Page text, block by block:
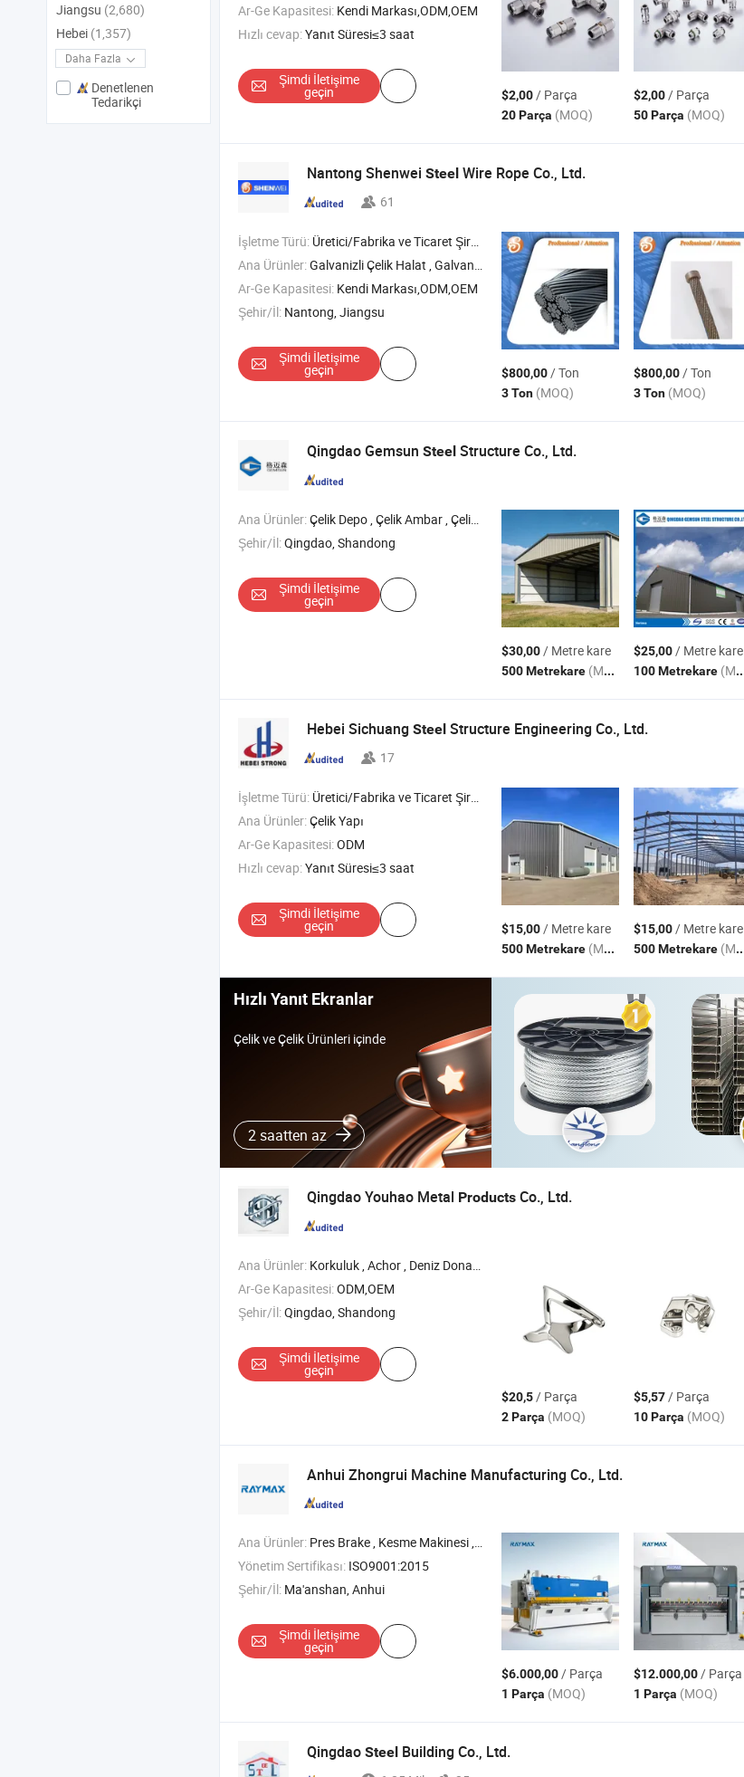
Ar-Ge Kapasitesi: Kendi Markası,ODM,OEM
Hızlı cevap:Yanıt Süresi≤3 saat
Şimdi İletişime
geçin $2,00/ Parça
20 Parça (MOQ)
$2,00/ Parça
50 Parça (MOQ)
Nantong Shenwei Steel Wire Rope Co., Ltd.
61
İşletme Türü: Üretici/Fabrika ve Ticaret Şirketi
Ana Ürünler:Galvanizli Çelik Halat , Galvanizsiz Çelik Halat , Paslanmaz Çelik Halat , PVC Kaplı Galvanizli Çelik Halat
Ar-Ge Kapasitesi: Kendi Markası,ODM,OEM
Şehir/İl: Nantong, Jiangsu
Şimdi İletişime
geçin $800,00/ Ton
3 Ton (MOQ)
$800,00/ Ton
3 Ton (MOQ)
Qingdao Gemsun Steel Structure Co., Ltd.
Ana Ürünler:Çelik Depo , Çelik Ambar , Çelik Yapı , Çelik Bina , Mobil Ev
Şehir/İl:Qingdao, Shandong
Şimdi İletişime
geçin
$30,00/ Metre kare
500 Metrekare (MOQ)
$25,00/ Metre kare
100 Metrekare (MOQ)
Hebei Sichuang Steel Structure Engineering Co., Ltd.
17
İşletme Türü: Üretici/Fabrika ve Ticaret Şirketi
Ana Ürünler:Çelik Yapı
Ar-Ge Kapasitesi:ODM
Hızlı cevap:Yanıt Süresi≤3 saat
Şimdi İletişime
geçin $15,00/ Metre kare
500 Metrekare (MOQ)
$15,00/ Metre kare
500 Metrekare (MOQ)
Hızlı Yanıt Ekranlar
Çelik ve Çelik Ürünleri içinde
2 saatten az
Qingdao Youhao Metal Products Co., Ltd.
Ana Ürünler: Korkuluk , Achor , Deniz Donanımı , Direksiyon , Paslanmaz Çelik menteşe
Ar-Ge Kapasitesi:ODM,OEM
Şehir/İl:Qingdao, Shandong
Şimdi İletişime
geçin
$20,5/ Parça
2 Parça (MOQ)
$5,57/ Parça
10 Parça (MOQ)
Anhui Zhongrui Machine Manufacturing Co., Ltd.
Ana Ürünler: Pres Brake , Kesme Makinesi , Lif Lazer Kesim Makinesi , Rulo Makinesi , Burr Temizleme Makinesi
Yönetim Sertifikası: ISO9001:2015
Şehir/İl: Ma'anshan, Anhui
Şimdi İletişime
geçin
$6.000,00/ Parça
1 Parça (MOQ)
$12.000,00/ Parça
1 Parça (MOQ)
Qingdao Steel Building Co., Ltd.
Jiangsu (2,680)
Hebei (1,357)
Daha Fazla
Denetlenen
Tedarikçi